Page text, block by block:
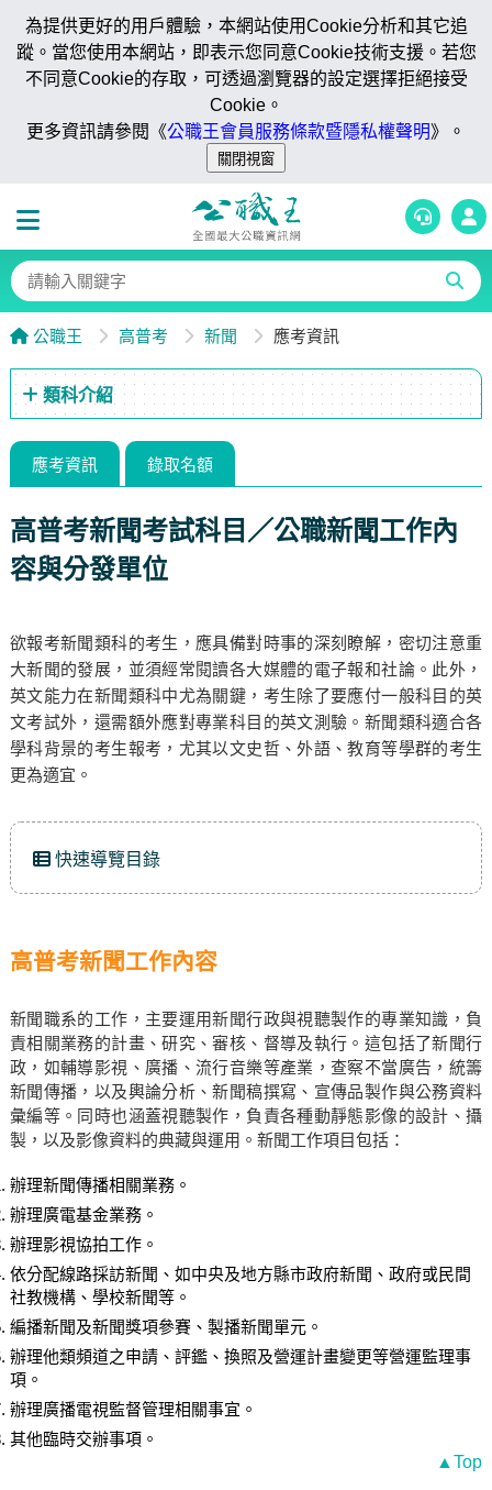
為提供更好的用戶體驗，本網站使用Cookie分析和其它追
蹤。當您使用本網站，即表示您同意Cookie技術支援。若您
不同意Cookie的存取，可透過瀏覽器的設定選擇拒絕接受
Cookie。
更多資訊請參閱《公職王會員服務條款暨隱私權聲明》。
公職王 高普考 新聞 應考資訊
類科介紹
應考資訊 錄取名額
高普考新聞考試科目／公職新聞工作內
容與分發單位
欲報考新聞類科的考生，應具備對時事的深刻瞭解，密切注意重
大新聞的發展，並須經常閱讀各大媒體的電子報和社論。此外，
英文能力在新聞類科中尤為關鍵，考生除了要應付一般科目的英
文考試外，還需額外應對專業科目的英文測驗。新聞類科適合各
學科背景的考生報考，尤其以文史哲、外語、教育等學群的考生
更為適宜。
快速導覽目錄
高普考新聞工作內容
新聞職系的工作，主要運用新聞行政與視聽製作的專業知識，負
責相關業務的計畫、研究、審核、督導及執行。這包括了新聞行
政，如輔導影視、廣播、流行音樂等產業，查察不當廣告，統籌
新聞傳播，以及輿論分析、新聞稿撰寫、宣傳品製作與公務資料
彙編等。同時也涵蓋視聽製作，負責各種動靜態影像的設計、攝
製，以及影像資料的典藏與運用。新聞工作項目包括：
辦理新聞傳播相關業務。
辦理廣電基金業務。
辦理影視協拍工作。
依分配線路採訪新聞、如中央及地方縣市政府新聞、政府或民間
社教機構、學校新聞等。
編播新聞及新聞獎項參賽、製播新聞單元。
辦理他類頻道之申請、評鑑、換照及營運計畫變更等營運監理事
項。
辦理廣播電視監督管理相關事宜。
其他臨時交辦事項。
▲Top